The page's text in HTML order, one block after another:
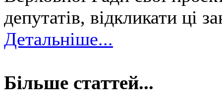
депутатів, відкликати ці
Детальніше...
Більше статтей...